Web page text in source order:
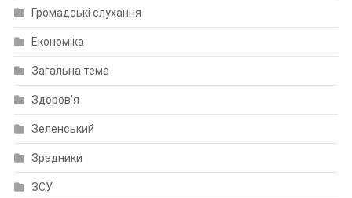
Громадські слухання
Економіка
Загальна тема
Здоров'я
Зеленський
Зрадники
ЗСУ